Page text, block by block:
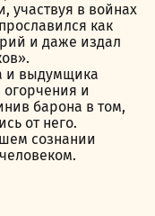
участвуя в войнах
как
и даже издал
и выдумщика
и
барона в том,
от него.
сознании